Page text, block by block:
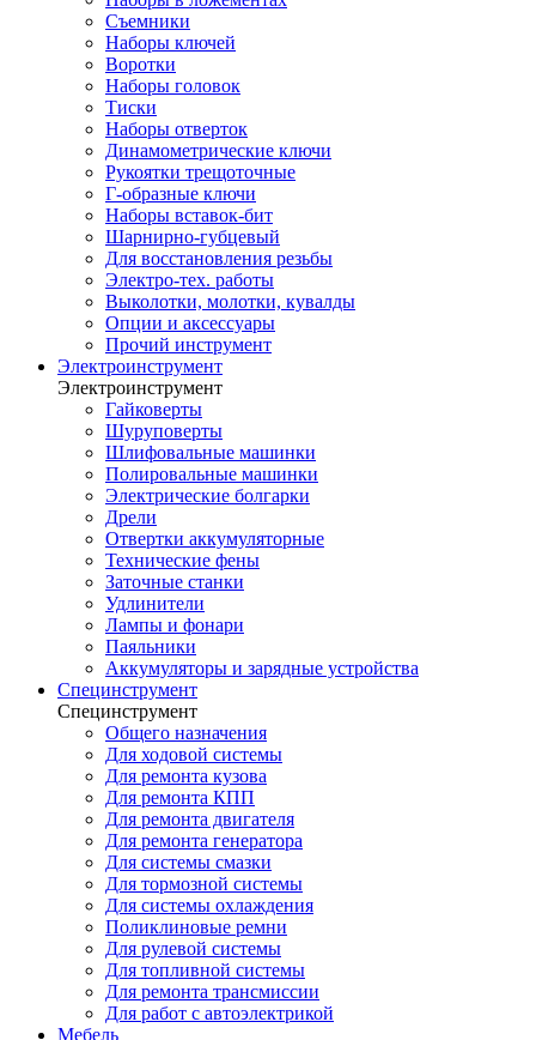
Съемники
Наборы ключей
Воротки
Наборы головок
Тиски
Наборы отверток
Динамометрические ключи
Рукоятки трещоточные
Г-образные ключи
Наборы вставок-бит
Шарнирно-губцевый
Для восстановления резьбы
Электро-тех. работы
Выколотки, молотки, кувалды
Опции и аксессуары
Прочий инструмент
Электроинструмент
Электроинструмент
Гайковерты
Шуруповерты
Шлифовальные машинки
Полировальные машинки
Электрические болгарки
Дрели
Отвертки аккумуляторные
Технические фены
Заточные станки
Удлинители
Лампы и фонари
Паяльники
Аккумуляторы и зарядные устройства
Специнструмент
Специнструмент
Общего назначения
Для ходовой системы
Для ремонта кузова
Для ремонта КПП
Для ремонта двигателя
Для ремонта генератора
Для системы смазки
Для тормозной системы
Для системы охлаждения
Поликлиновые ремни
Для рулевой системы
Для топливной системы
Для ремонта трансмиссии
Для работ с автоэлектрикой
Мебель